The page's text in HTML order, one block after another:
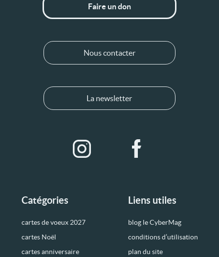
Catégories
cartes de voeux 2027
cartes Noël
cartes anniversaire
Liens utiles
blog le CyberMag
conditions d’utilisation
plan du site
Faire un don
Nous contacter
La newsletter